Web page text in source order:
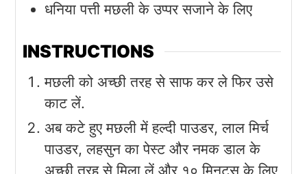
धनिया पत्ती मछली के उप्पर सजाने के लिए
INSTRUCTIONS
मछली को अच्छी तरह से साफ कर ले फिर उसे
काट लें.
अब कटे हुए मछली में हल्दी पाउडर, लाल मिर्च
पाउडर, लहसुन का पेस्ट और नमक डाल के
अच्छी तरह से मिला लें और १० मिनट्स के लिए